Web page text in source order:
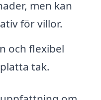
men kan
för villor.
och flexibel
tak.